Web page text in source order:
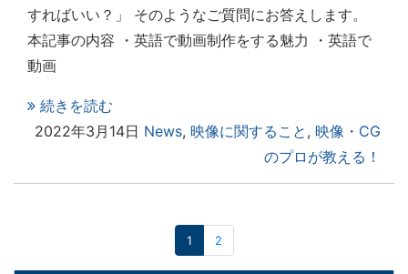
すればいい？」 そのようなご質問にお答えします。
本記事の内容 ・英語で動画制作をする魅力 ・英語で
動画
続きを読む
2022年3月14日 News, 映像に関すること , 映像・CG
のプロが教える！
1 2